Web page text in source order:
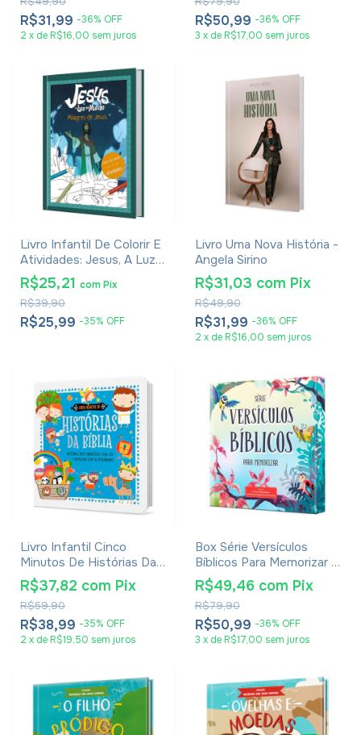
R$31,99 -36% OFF
2 x de R$16,00 sem juros
R$50,99 -36% OFF
3 x de R$17,00 sem juros
Livro Infantil De Colorir E
Atividades: Jesus, A Luz
Do Mundo - Milagres De
Jesus
R$25,99 -35% OFF
R$39,90
R$25,21 comPix
Livro Uma Nova História -
Angela Sirino
R$31,99 -36% OFF
R$49,90
R$31,03 com Pix
2 x de R$16,00 sem juros
Livro Infantil Cinco
Minutos De Histórias Da
Bíblia
R$38,99 -35% OFF
R$59,90
R$37,82 com Pix
2 x de R$19,50 sem juros
Box Série Versículos
Bíblicos Para Memorizar -
Sally Michael
R$50,99 -36% OFF
R$79,90
R$49,46 com Pix
3 x de R$17,00 sem juros